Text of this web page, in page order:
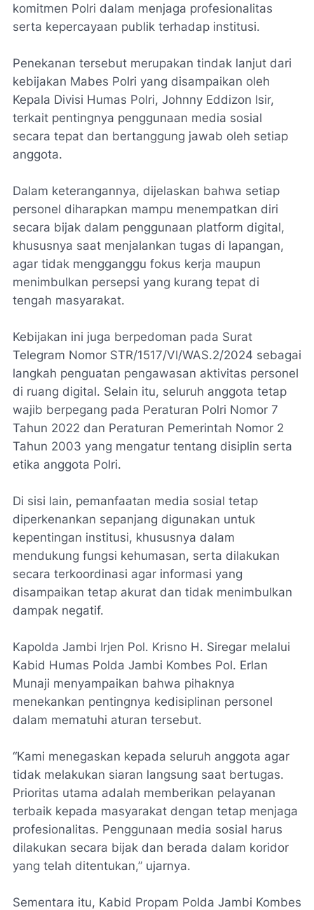
komitmen Polri dalam menjaga profesionalitas
serta kepercayaan publik terhadap institusi.
Penekanan tersebut merupakan tindak lanjut dari
kebijakan Mabes Polri yang disampaikan oleh
Kepala Divisi Humas Polri, Johnny Eddizon Isir,
terkait pentingnya penggunaan media sosial
secara tepat dan bertanggung jawab oleh setiap
anggota.
Dalam keterangannya, dijelaskan bahwa setiap
personel diharapkan mampu menempatkan diri
secara bijak dalam penggunaan platform digital,
khususnya saat menjalankan tugas di lapangan,
agar tidak mengganggu fokus kerja maupun
menimbulkan persepsi yang kurang tepat di
tengah masyarakat.
Kebijakan ini juga berpedoman pada Surat
Telegram Nomor STR/1517/VI/WAS.2/2024 sebagai
langkah penguatan pengawasan aktivitas personel
di ruang digital. Selain itu, seluruh anggota tetap
wajib berpegang pada Peraturan Polri Nomor 7
Tahun 2022 dan Peraturan Pemerintah Nomor 2
Tahun 2003 yang mengatur tentang disiplin serta
etika anggota Polri.
Di sisi lain, pemanfaatan media sosial tetap
diperkenankan sepanjang digunakan untuk
kepentingan institusi, khususnya dalam
mendukung fungsi kehumasan, serta dilakukan
secara terkoordinasi agar informasi yang
disampaikan tetap akurat dan tidak menimbulkan
dampak negatif.
Kapolda Jambi Irjen Pol. Krisno H. Siregar melalui
Kabid Humas Polda Jambi Kombes Pol. Erlan
Munaji menyampaikan bahwa pihaknya
menekankan pentingnya kedisiplinan personel
dalam mematuhi aturan tersebut.
“Kami menegaskan kepada seluruh anggota agar
tidak melakukan siaran langsung saat bertugas.
Prioritas utama adalah memberikan pelayanan
terbaik kepada masyarakat dengan tetap menjaga
profesionalitas. Penggunaan media sosial harus
dilakukan secara bijak dan berada dalam koridor
yang telah ditentukan,” ujarnya.
Sementara itu, Kabid Propam Polda Jambi Kombes